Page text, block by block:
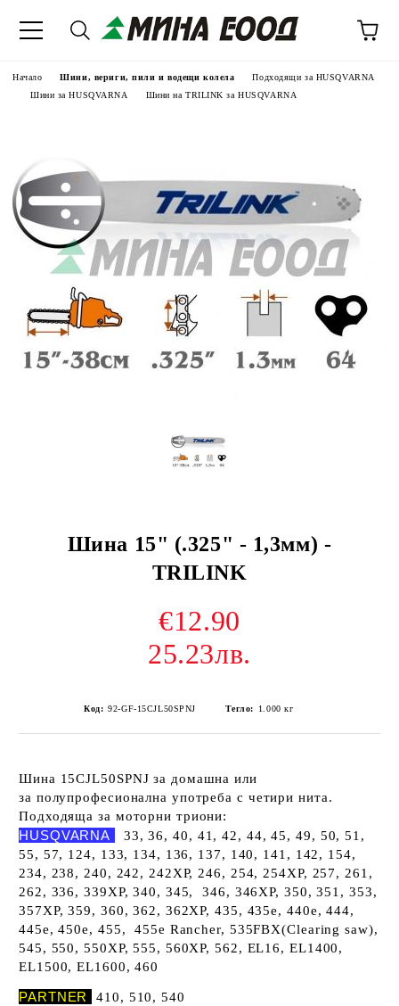
Начало Шини, вериги, пили и водещи колела
Подходящи за HUSQVARNA
Шини за HUSQVARNA
Шини на TRILINK за HUSQVARNA
Шина 15" (.325" - 1,3мм) -
TRILINK
€12.90
25.23лв.
Код: 92-GF-15CJL50SPNJ Тегло: 1.000 кг
Шина 15CJL50SPNJ за домашна или
за полупрофесионална употреба с четири нита.
Подходяща за моторни триони:
HUSQVARNA
33, 36, 40, 41, 42, 44, 45, 49, 50, 51,
55, 57, 124, 133, 134, 136, 137, 140, 141, 142, 154,
234, 238, 240, 242, 242XP, 246, 254, 254XP, 257, 261,
262, 336, 339XP, 340, 345, 346, 346XP, 350, 351, 353,
357XP, 359, 360, 362, 362XP, 435, 435e, 440e, 444,
445e, 450e, 455, 455e Rancher, 535FBX(Clearing saw),
545, 550, 550XP, 555, 560XP, 562, EL16, EL1400,
EL1500, EL1600, 460
PARTNER 410, 510, 540